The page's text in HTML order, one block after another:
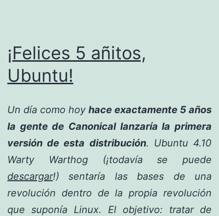
¡Felices 5 añitos,
Ubuntu!
Un día como hoy hace exactamente 5 años
la gente de Canonical lanzaría la primera
versión de esta distribución. Ubuntu 4.10
Warty Warthog (¡todavía se puede
descargar!) sentaría las bases de una
revolución dentro de la propia revolución
que suponía Linux. El objetivo: tratar de